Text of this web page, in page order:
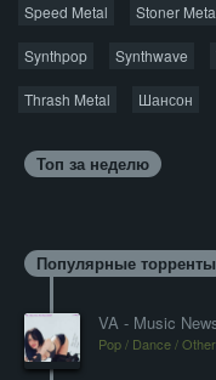
Speed Metal Stoner
Synthpop Synthwave
Thrash Metal Шансон
Топ за неделю
Популярные торренты
VA - Music
Pop / Dance / Other